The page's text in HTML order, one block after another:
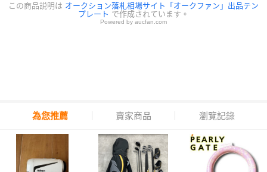
この商品説明は オークション落札相場サイト「オークファン」出品テン
プレート で作成されています。
Powered by aucfan.com
為您推薦 賣家商品 瀏覽記錄